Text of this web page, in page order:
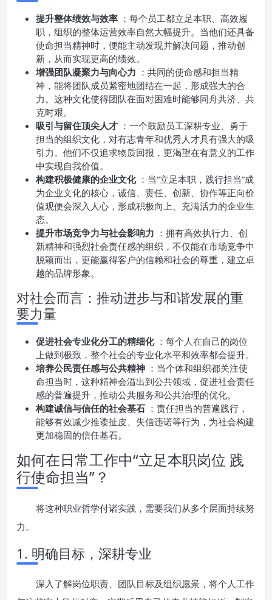
提升整体绩效与效率 ：每个员工都立足本职、高效履
职，组织的整体运营效率自然大幅提升。当他们还具备
使命担当精神时，便能主动发现并解决问题，推动创
新，从而实现更高的绩效。
增强团队凝聚力与向心力 ：共同的使命感和担当精
神，能将团队成员紧密地团结在一起，形成强大的合
力。这种文化使得团队在面对困难时能够同舟共济、共
克时艰。
吸引与留住顶尖人才 ：一个鼓励员工深耕专业、勇于
担当的组织文化，对有志青年和优秀人才具有强大的吸
引力。他们不仅追求物质回报，更渴望在有意义的工作
中实现自我价值。
构建积极健康的企业文化 ：当“立足本职，践行担当”成
为企业文化的核心，诚信、责任、创新、协作等正向价
值观便会深入人心，形成积极向上、充满活力的企业生
态。
提升市场竞争力与社会影响力 ：拥有高效执行力、创
新精神和强烈社会责任感的组织，不仅能在市场竞争中
脱颖而出，更能赢得客户的信赖和社会的尊重，建立卓
越的品牌形象。
对社会而言：推动进步与和谐发展的重
要力量
促进社会专业化分工的精细化 ：每个人在自己的岗位
上做到极致，整个社会的专业化水平和效率都会提升。
培养公民责任感与公共精神 ：当个体和组织都关注使
命担当时，这种精神会溢出到公共领域，促进社会责任
感的普遍提升，推动公共服务和公共治理的优化。
构建诚信与信任的社会基石 ：责任担当的普遍践行，
能够有效减少推诿扯皮、失信违诺等行为，为社会构建
更加稳固的信任基石。
如何在日常工作中“立足本职岗位 践
行使命担当”？
将这种职业哲学付诸实践，需要我们从多个层面持续努
力。
1. 明确目标，深耕专业
深入了解岗位职责、团队目标及组织愿景，将个人工作